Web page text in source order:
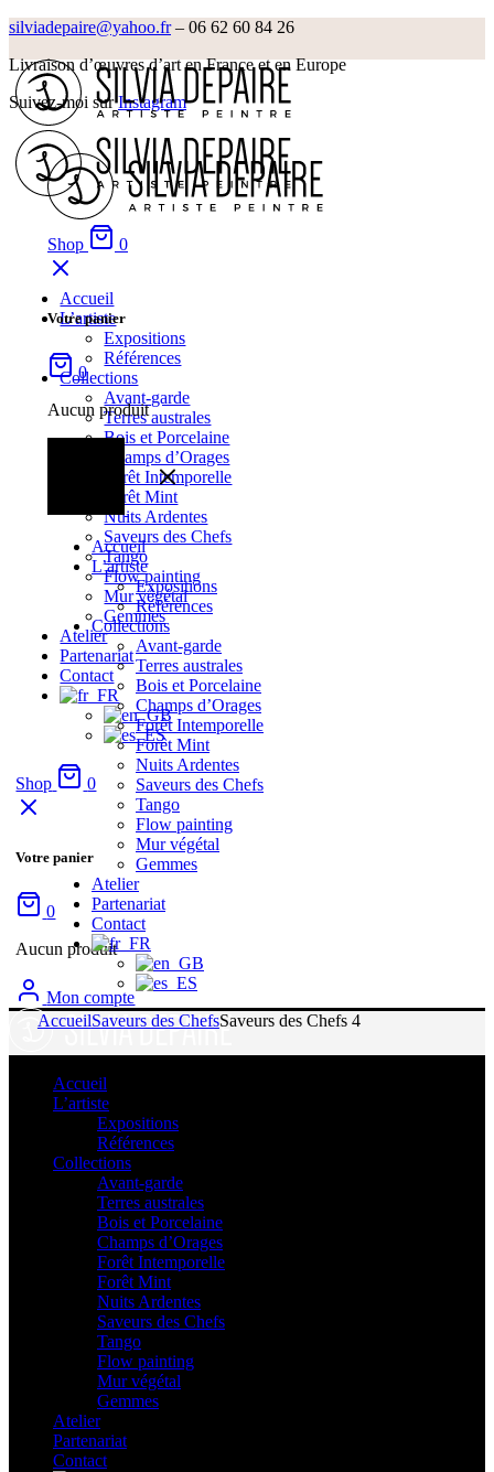
silviadepaire@yahoo.fr– 06 62 60 84 26‬
Livraison d’œuvres d’art en France et en Europe
Suivez-moi surInstagram
Accueil
L’artiste
Expositions
Références
Collections
Avant-garde
Terres australes
Bois et Porcelaine
Champs d’Orages
Forêt Intemporelle
Forêt Mint
Nuits Ardentes
Saveurs des Chefs
Tango
Flow painting
Mur végétal
Gemmes
Atelier
Partenariat
Contact
Shop 0
Votre panier
0
Aucun produit
Mon compte
Accueil
L’artiste
Expositions
Références
Collections
Avant-garde
Terres australes
Bois et Porcelaine
Champs d’Orages
Forêt Intemporelle
Forêt Mint
Nuits Ardentes
Saveurs des Chefs
Tango
Flow painting
Mur végétal
Gemmes
Atelier
Partenariat
Contact
Shop 0
Votre panier
0
Aucun produit
Accueil
L’artiste
Expositions
Références
Collections
Avant-garde
Terres australes
Bois et Porcelaine
Champs d’Orages
Forêt Intemporelle
Forêt Mint
Nuits Ardentes
Saveurs des Chefs
Tango
Flow painting
Mur végétal
Gemmes
Atelier
Partenariat
Contact
AccueilSaveurs des ChefsSaveurs des Chefs 4